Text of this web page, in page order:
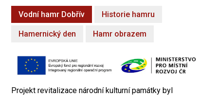
Vodní hamr Dobřív Historie hamru
Hamernický den Hamr obrazem
Projekt revitalizace národní kulturní památky byl